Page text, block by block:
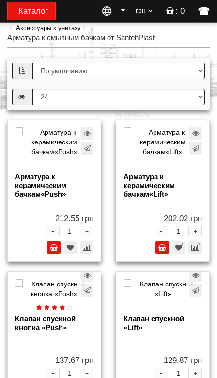
: 0 ☎
Каталог грн
Аксессуары к унитазу
Арматура к смывным бачкам от SantehPlast
Арматура к
керамическим
бачкам«Push»
212.55 грн
+
-
Арматура к
керамическим
бачкам«Lift»
202.02 грн
+
-
Клапан спускной
кнопка «Push»
137.67 грн
+
-
Клапан спускной
«Lift»
129.87 грн
+
-